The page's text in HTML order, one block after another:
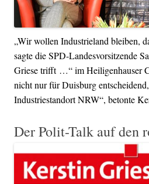
„Wir wollen Industrieland bleiben,
sagte die SPD-Landesvorsitzende
Griese trifft …“ im Heiligenhauser
nicht nur für Duisburg
Industriestandort NRW“, betonte
Der Polit-Talk auf den